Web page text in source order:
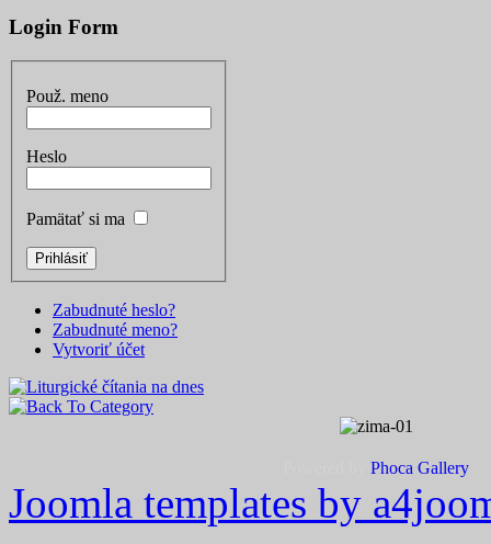
Login Form
Použ. meno
Heslo
Pamätať si ma
Zabudnuté heslo?
Zabudnuté meno?
Vytvoriť účet
Phoca Gallery
Joomla templates by